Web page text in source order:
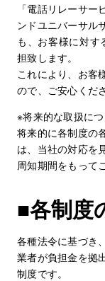
「電話リレーサ
ンドユニバーサル
も、お客様に対
担致します。
これにより、お客
ので、ご安心くだ
※将来的な取扱に
将来的に各制度の
は、当社の対応を
周知期間をもって
■各制度
各種法令に基づき
業者が負担金を拠
制度です。